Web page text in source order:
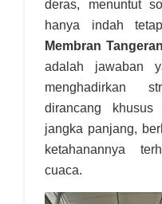
deras, menuntut
hanya indah
Membran
adalah jawaban
menghadirkan
dirancang
jangka panjang,
ketahanannya
cuaca.